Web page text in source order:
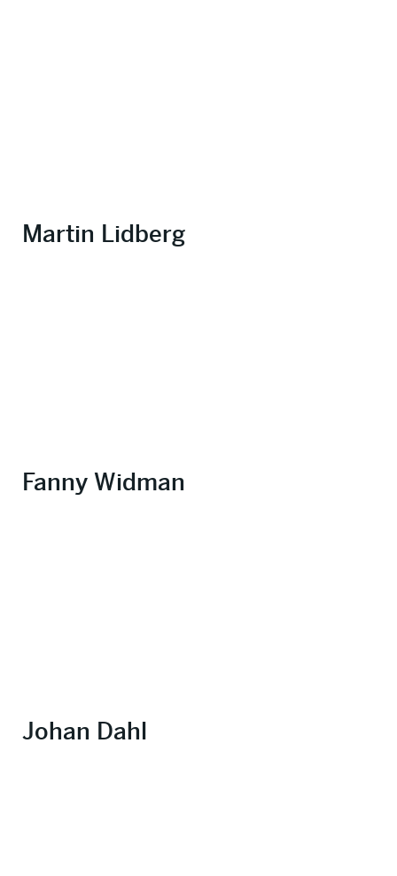
Martin Lidberg
Fanny Widman
Johan Dahl